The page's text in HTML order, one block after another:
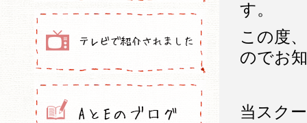
す。
この度
のでお
当スク